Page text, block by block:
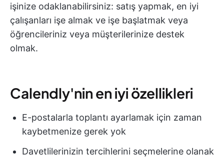
işinize odaklanabilirsiniz: satış yapmak, en iyi
çalışanları işe almak ve işe başlatmak veya
öğrencileriniz veya müşterilerinize destek
olmak.
Calendly'nin en iyi özellikleri
E-postalarla toplantı ayarlamak için zaman
kaybetmenize gerek yok
Davetlilerinizin tercihlerini seçmelerine olanak